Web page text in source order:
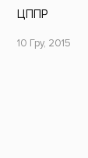
ЦППР
10 Гру, 2015